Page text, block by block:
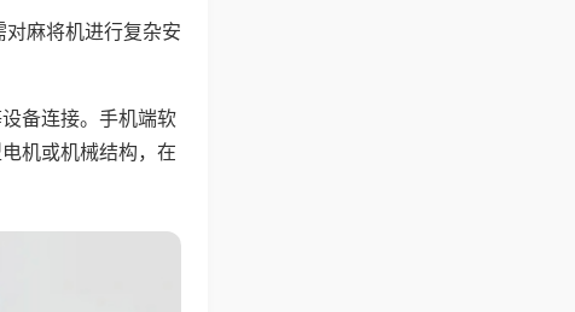
麻将机进行复杂安
备连接。手机端软
机或机械结构，在